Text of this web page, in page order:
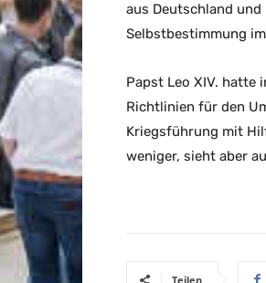
aus Deutschland
Selbstbestimmung
Papst Leo XIV. hatte
Richtlinien für den
Kriegsführung mit
weniger, sieht aber
Teilen